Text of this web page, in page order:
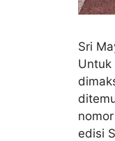
Sri
Untuk
edisi